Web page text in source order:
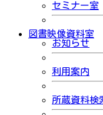
セミナー室
図書映像資料室
お知らせ
利用案内
所蔵資料検